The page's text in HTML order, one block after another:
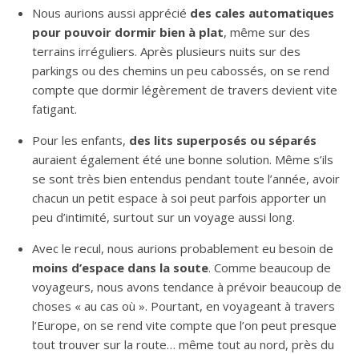
Nous aurions aussi apprécié des cales automatiques
pour pouvoir dormir bien à plat, même sur des
terrains irréguliers. Après plusieurs nuits sur des
parkings ou des chemins un peu cabossés, on se rend
compte que dormir légèrement de travers devient vite
fatigant.
Pour les enfants, des lits superposés ou séparés
auraient également été une bonne solution. Même s’ils
se sont très bien entendus pendant toute l’année, avoir
chacun un petit espace à soi peut parfois apporter un
peu d’intimité, surtout sur un voyage aussi long.
Avec le recul, nous aurions probablement eu besoin de
moins d’espace dans la soute. Comme beaucoup de
voyageurs, nous avons tendance à prévoir beaucoup de
choses « au cas où ». Pourtant, en voyageant à travers
l’Europe, on se rend vite compte que l’on peut presque
tout trouver sur la route… même tout au nord, près du